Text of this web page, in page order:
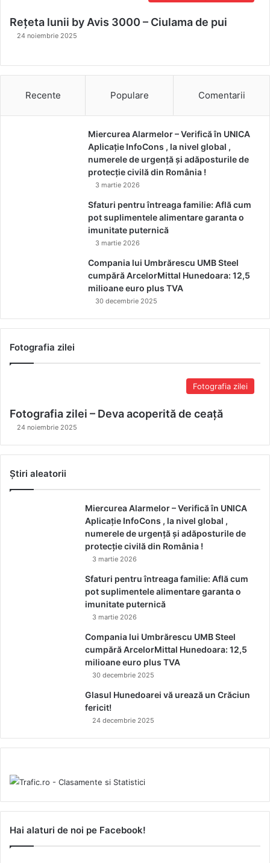
Rețeta lunii by Avis 3000 – Ciulama de pui
24 noiembrie 2025
Recente Populare Comentarii
Miercurea Alarmelor – Verifică în UNICA
Aplicație InfoCons , la nivel global ,
numerele de urgență și adăposturile de
protecție civilă din România !
3 martie 2026
Sfaturi pentru întreaga familie: Află cum
pot suplimentele alimentare garanta o
imunitate puternică
3 martie 2026
Compania lui Umbrărescu UMB Steel
cumpără ArcelorMittal Hunedoara: 12,5
milioane euro plus TVA
30 decembrie 2025
Fotografia zilei
Fotografia zilei
Fotografia zilei – Deva acoperită de ceață
24 noiembrie 2025
Știri aleatorii
Miercurea Alarmelor – Verifică în UNICA
Aplicație InfoCons , la nivel global ,
numerele de urgență și adăposturile de
protecție civilă din România !
3 martie 2026
Sfaturi pentru întreaga familie: Află cum
pot suplimentele alimentare garanta o
imunitate puternică
3 martie 2026
Compania lui Umbrărescu UMB Steel
cumpără ArcelorMittal Hunedoara: 12,5
milioane euro plus TVA
30 decembrie 2025
Glasul Hunedoarei vă urează un Crăciun
fericit!
24 decembrie 2025
Hai alaturi de noi pe Facebook!